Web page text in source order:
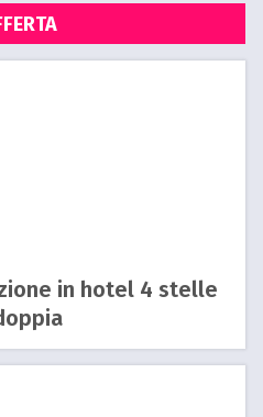
in hotel 4 stelle